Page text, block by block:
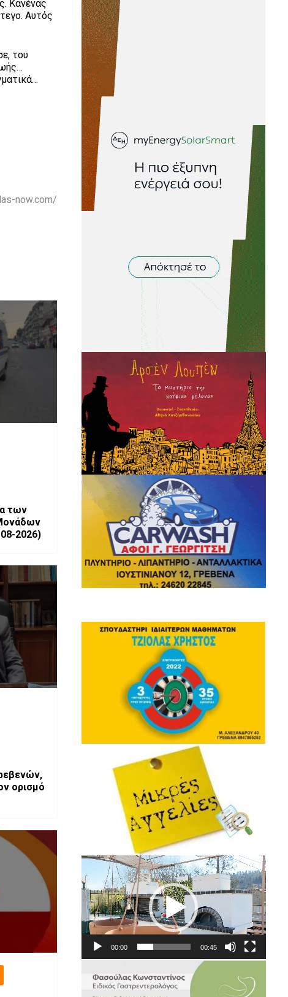
Κανένας
Αυτός
του
now.com/
των
2026)
ορισμό
Πρόγραμμα
Αναπαραγωγής
Βίντεο
00:00 00:45